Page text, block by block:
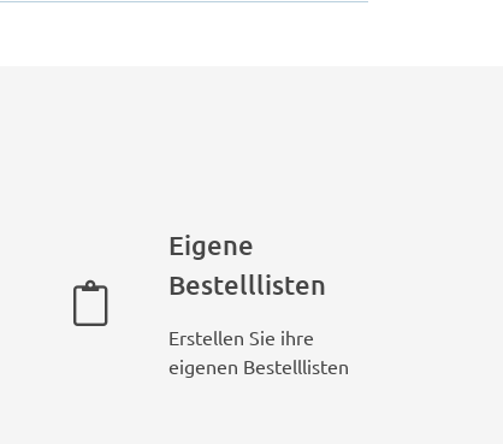
Eigene
Bestelllisten
Erstellen Sie ihre
eigenen Bestelllisten